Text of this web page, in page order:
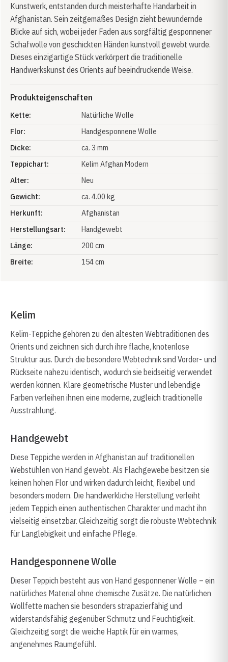
Kunstwerk, entstanden durch meisterhafte Handarbeit in
Afghanistan. Sein zeitgemäßes Design zieht bewundernde
Blicke auf sich, wobei jeder Faden aus sorgfältig gesponnener
Schafwolle von geschickten Händen kunstvoll gewebt wurde.
Dieses einzigartige Stück verkörpert die traditionelle
Handwerkskunst des Orients auf beeindruckende Weise.
Produkteigenschaften
Kette:
Natürliche Wolle
Flor:
Handgesponnene Wolle
Dicke:
ca. 3 mm
Teppichart:
Kelim Afghan Modern
Alter:
Neu
Gewicht:
ca. 4.00 kg
Herkunft:
Afghanistan
Herstellungsart:
Handgewebt
Länge:
200 cm
Breite:
154 cm
Kelim
Kelim-Teppiche gehören zu den ältesten Webtraditionen des
Orients und zeichnen sich durch ihre flache, knotenlose
Struktur aus. Durch die besondere Webtechnik sind Vorder- und
Rückseite nahezu identisch, wodurch sie beidseitig verwendet
werden können. Klare geometrische Muster und lebendige
Farben verleihen ihnen eine moderne, zugleich traditionelle
Ausstrahlung.
Handgewebt
Diese Teppiche werden in Afghanistan auf traditionellen
Webstühlen von Hand gewebt. Als Flachgewebe besitzen sie
keinen hohen Flor und wirken dadurch leicht, flexibel und
besonders modern. Die handwerkliche Herstellung verleiht
jedem Teppich einen authentischen Charakter und macht ihn
vielseitig einsetzbar. Gleichzeitig sorgt die robuste Webtechnik
für Langlebigkeit und einfache Pflege.
Handgesponnene Wolle
Dieser Teppich besteht aus von Hand gesponnener Wolle – ein
natürliches Material ohne chemische Zusätze. Die natürlichen
Wollfette machen sie besonders strapazierfähig und
widerstandsfähig gegenüber Schmutz und Feuchtigkeit.
Gleichzeitig sorgt die weiche Haptik für ein warmes,
angenehmes Raumgefühl.